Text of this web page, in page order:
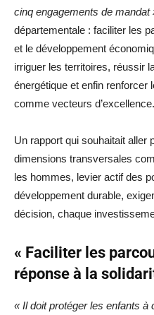
cinq engagements de mandat
départementale : faciliter les
et le développement
irriguer les territoires, réussir
énergétique et enfin renforcer
comme vecteurs d’excellence.
Un rapport qui souhaitait aller
dimensions transversales
les hommes, levier actif des
développement durable,
décision, chaque
« Faciliter les
réponse à la
« Il doit protéger les enfants à